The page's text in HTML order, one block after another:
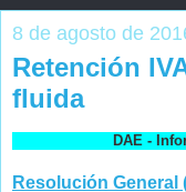
8 de agosto de
Retención
fluida
DAE -
Resolución General